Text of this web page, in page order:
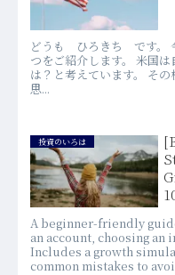
どうも ひろきち です。
つをご紹介します。 米国
は？と考えています。 そ
思...
投資のいろは
A beginner-friendly
an account, choosing an
Includes a growth
common mistakes to